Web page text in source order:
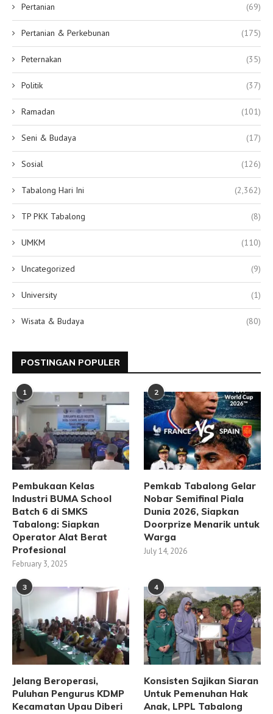
Pertanian (69)
Pertanian & Perkebunan (175)
Peternakan (35)
Politik (37)
Ramadan (101)
Seni & Budaya (17)
Sosial (126)
Tabalong Hari Ini (2,362)
TP PKK Tabalong (8)
UMKM (110)
Uncategorized (9)
University (1)
Wisata & Budaya (80)
POSTINGAN POPULER
1
Pembukaan Kelas
Industri BUMA School
Batch 6 di SMKS
Tabalong: Siapkan
Operator Alat Berat
Profesional
February 3, 2025
2
Pemkab Tabalong Gelar
Nobar Semifinal Piala
Dunia 2026, Siapkan
Doorprize Menarik untuk
Warga
July 14, 2026
3
Jelang Beroperasi,
Puluhan Pengurus KDMP
Kecamatan Upau Diberi
4
Konsisten Sajikan Siaran
Untuk Pemenuhan Hak
Anak, LPPL Tabalong